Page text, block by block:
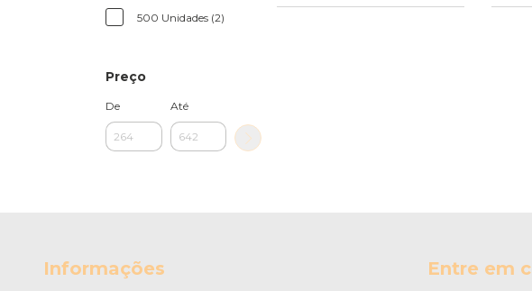
500 Unidades (2)
Preço
De Até
Informações Entre em